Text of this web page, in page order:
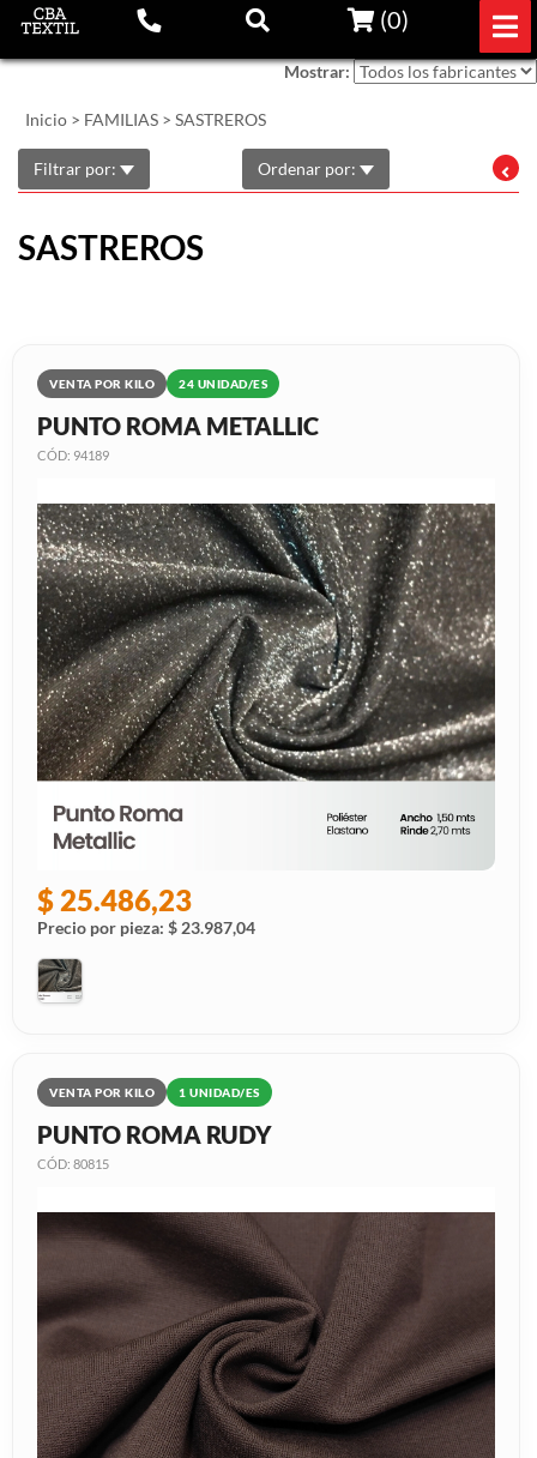
(0)
Mostrar:
Inicio > FAMILIAS > SASTREROS
Filtrar por: Ordenar por:
SASTREROS
VENTA POR KILO 24 UNIDAD/ES
PUNTO ROMA METALLIC
CÓD: 94189
$ 25.486,23
Precio por pieza: $ 23.987,04
VENTA POR KILO 1 UNIDAD/ES
PUNTO ROMA RUDY
CÓD: 80815